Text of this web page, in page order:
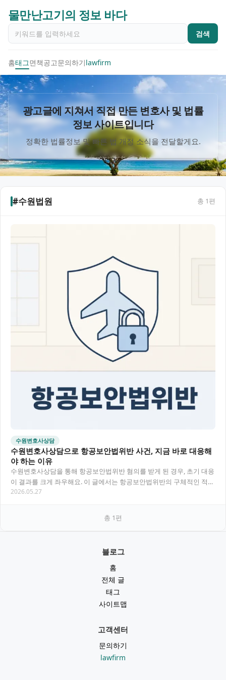
물만난고기의 정보 바다
검색
홈태그면책공고문의하기lawfirm
광고글에 지쳐서 직접 만든 변호사 및 법률
정보 사이트입니다
정확한 법률정보 및 빠른 법 개정 소식을 전달할게요.
#수원법원 총 1편
수원변호사상담
수원변호사상담으로 항공보안법위반 사건, 지금 바로 대응해
야 하는 이유
수원변호사상담을 통해 항공보안법위반 혐의를 받게 된 경우, 초기 대응
이 결과를 크게 좌우해요. 이 글에서는 항공보안법위반의 구체적인 적용
범위, 처벌 수위, 변호사와 함께하는 대응…
2026.05.27
총 1편
블로그
홈
전체 글
태그
사이트맵
고객센터
문의하기
lawfirm